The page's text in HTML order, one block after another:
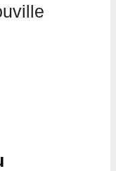
Passé d'Arnouville